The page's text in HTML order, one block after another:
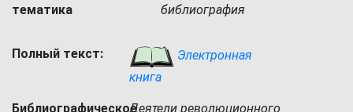
тематика
библиография
Полный текст:
Электронная
книга
БиблиографическоеДеятели революционного